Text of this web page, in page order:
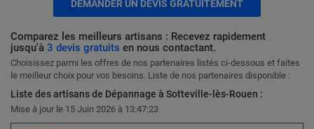
DEMANDER UN DEVIS GRATUITEMENT
Comparez les meilleurs artisans : Recevez rapidement
jusqu'à 3 devis gratuits en nous contactant.
Choisissez parmi les offres de nos partenaires listés ci-dessous et faites
le meilleur choix pour vos besoins. Liste de nos partenaires disponible :
Liste des artisans de Dépannage à Sotteville-lès-Rouen :
Mise à jour le 15 Juin 2026 à 13:47:23